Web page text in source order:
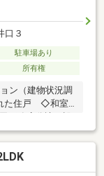
口３
駐車場あり
所有権
ン（建物状況調
た住戸 ◇和室
様のこだわり
ロアリ点検保
な住宅街 ◇ロ
車も駐車しやす